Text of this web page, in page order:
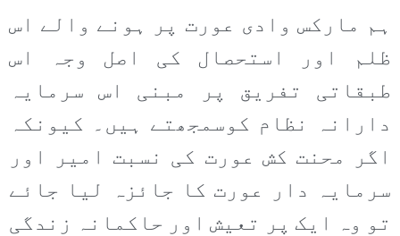
ہم مارکس وادی عورت پر ہونے والے اس
ظلم اور استحصال کی اصل وجہ اس
طبقاتی تفریق پر مبنی اس سرمایہ
دارانہ نظام کوسمجھتے ہیں۔ کیونکہ
اگر محنت کش عورت کی نسبت امیر اور
سرمایہ دار عورت کا جائزہ لیا جائے
تو وہ ایک پر تعیش اور حاکمانہ زندگی